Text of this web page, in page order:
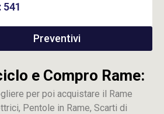
541
Preventivi
e Compro Rame:
per poi acquistare il Rame
Pentole in Rame, Scarti di